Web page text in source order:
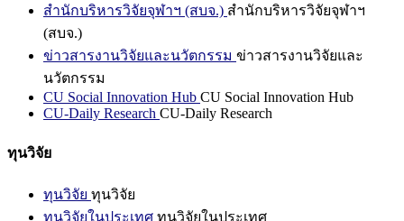
สำนักบริหารวิจัยจุฬาฯ (สบจ.) สำนักบริหารวิจัยจุฬาฯ
(สบจ.)
ข่าวสารงานวิจัยและนวัตกรรม ข่าวสารงานวิจัยและ
นวัตกรรม
CU Social Innovation Hub CU Social Innovation Hub
CU-Daily Research CU-Daily Research
ทุนวิจัย
ทุนวิจัย ทุนวิจัย
ทุนวิจัยในประเทศ ทุนวิจัยในประเทศ